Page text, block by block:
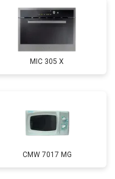
MIC 305 X
CMW 7017 MG